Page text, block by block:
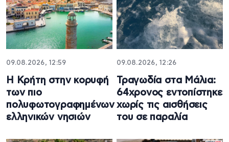
09.08.2026, 12:59
Η Κρήτη στην κορυφή
των πιο
πολυφωτογραφημένων
ελληνικών νησιών
09.08.2026, 12:26
Τραγωδία στα Μάλια:
64χρονος εντοπίστηκε
χωρίς τις αισθήσεις
του σε παραλία